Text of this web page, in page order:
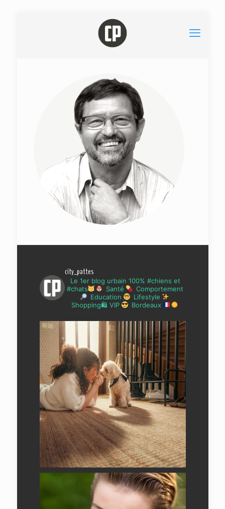
city_pattes
Le 1er blog urbain 100% #chiens et
#chats
Santé
Comportement
Education
Lifestyle
Shopping🛍 VIP
Bordeaux